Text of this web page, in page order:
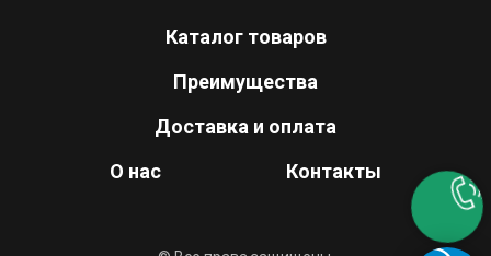
Каталог товаров
Преимущества
Доставка и оплата
О нас
Контакты